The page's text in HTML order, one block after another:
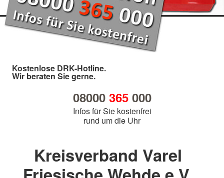
Kostenlose DRK-Hotline.
Wir beraten Sie gerne.
08000 365000
Infos für Sie kostenfrei
rund um die Uhr
Kreisverband Varel